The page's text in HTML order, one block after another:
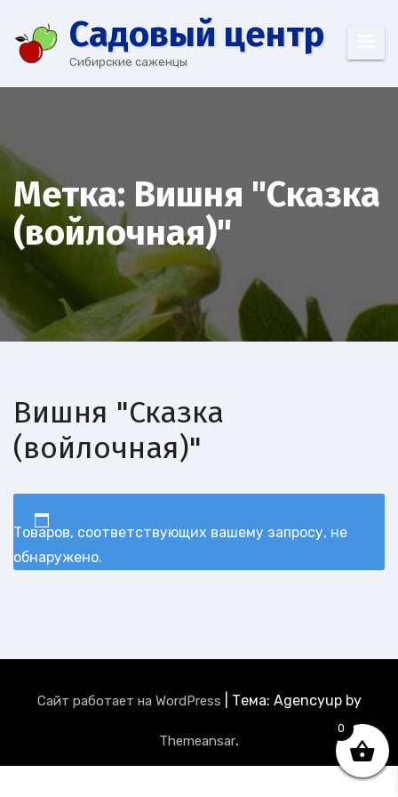
содержимому
Cадовый центр
Сибирские саженцы
Метка: Вишня "Сказка
(войлочная)"
Вишня "Сказка
(войлочная)"
Товаров, соответствующих вашему запросу, не
обнаружено.
Сайт работает на WordPress Тема: Agencyup by
Themeansar.
0